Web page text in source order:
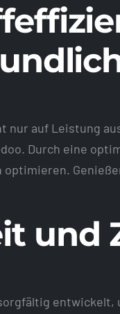
nur auf Leistung
Durch eine
und